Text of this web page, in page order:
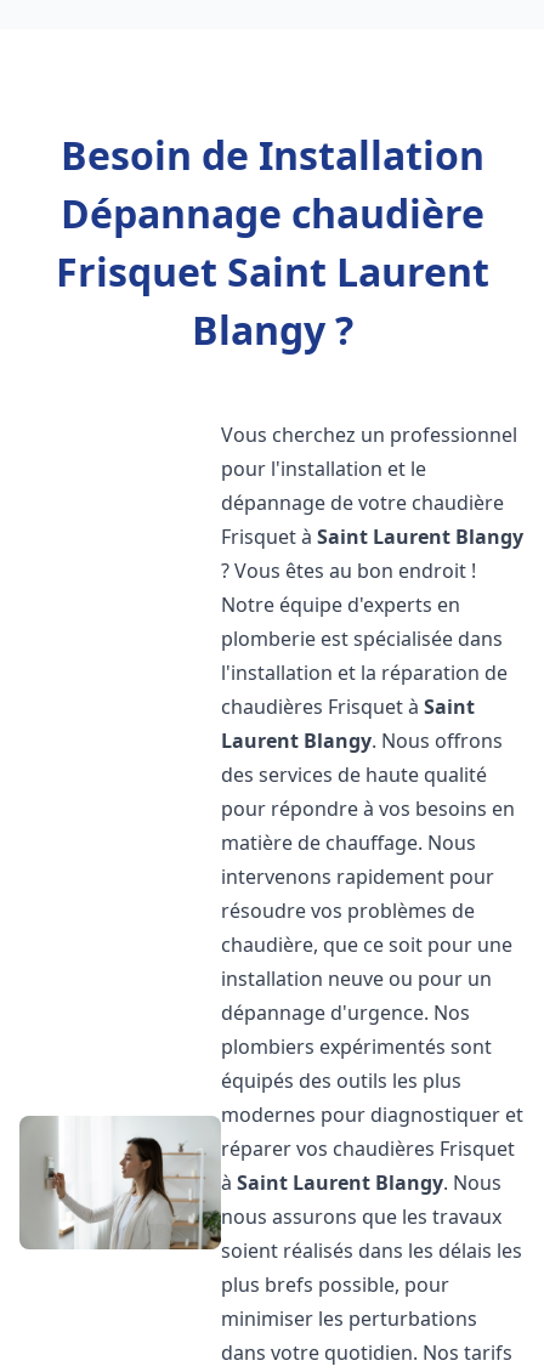
Besoin de Installation
Dépannage chaudière
Frisquet Saint Laurent
Blangy ?
Vous cherchez un professionnel
pour l'installation et le
dépannage de votre chaudière
Frisquet àSaint Laurent Blangy
? Vous êtes au bon endroit !
Notre équipe d'experts en
plomberie est spécialisée dans
l'installation et la réparation de
chaudières Frisquet àSaint
Laurent Blangy. Nous offrons
des services de haute qualité
pour répondre à vos besoins en
matière de chauffage. Nous
intervenons rapidement pour
résoudre vos problèmes de
chaudière, que ce soit pour une
installation neuve ou pour un
dépannage d'urgence. Nos
plombiers expérimentés sont
équipés des outils les plus
modernes pour diagnostiquer et
réparer vos chaudières Frisquet
àSaint Laurent Blangy. Nous
nous assurons que les travaux
soient réalisés dans les délais les
plus brefs possible, pour
minimiser les perturbations
dans votre quotidien. Nos tarifs